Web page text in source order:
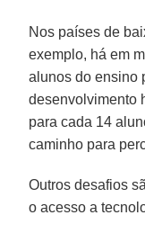
Nos países de
exemplo, há em
alunos do ensino
desenvolvimento
para cada 14
caminho para
Outros desafios
o acesso a